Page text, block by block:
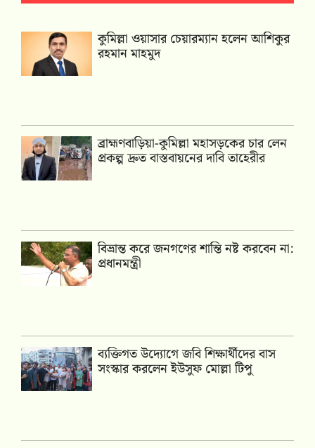
কুমিল্লা ওয়াসার চেয়ারম্যান হলেন আশিকুর
রহমান মাহমুদ
ব্রাহ্মণবাড়িয়া-কুমিল্লা মহাসড়কের চার লেন
প্রকল্প দ্রুত বাস্তবায়নের দাবি তাহেরীর
বিভ্রান্ত করে জনগণের শান্তি নষ্ট করবেন না:
প্রধানমন্ত্রী
ব্যক্তিগত উদ্যোগে জবি শিক্ষার্থীদের বাস
সংস্কার করলেন ইউসুফ মোল্লা টিপু